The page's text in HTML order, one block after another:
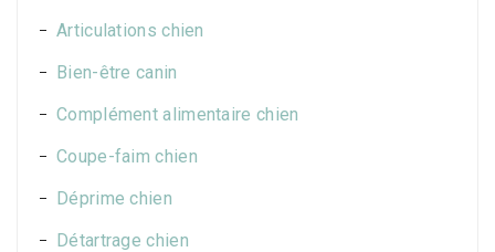
Articulations chien
Bien-être canin
Complément alimentaire chien
Coupe-faim chien
Déprime chien
Détartrage chien